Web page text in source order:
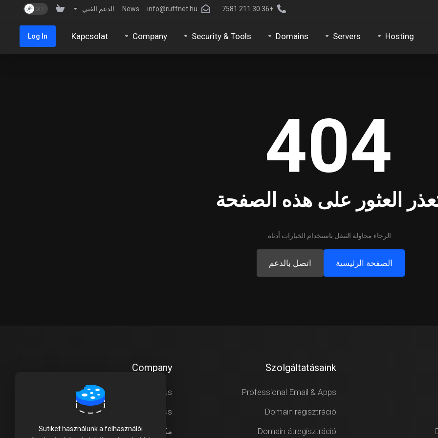
+36 30 211 7581
info@ruffnet.hu
News الدعم الفني
Hosting
Servers
Domains
Security & Tools
Company
Kapcsolat
Log In
404
العثور على هذه الصفحة
الرجاء محاولة التنقل باستخدام الخيارات أدناه.
الصفحة الرئيسية اتصل بالدعم
Szolgáltatásaink
Professional Email & Apps
Domain regisztráció
Domain átregisztráció
Company
About Us
Contact Us
مكتبة الشروحاتSütiket használunk a felhasználói